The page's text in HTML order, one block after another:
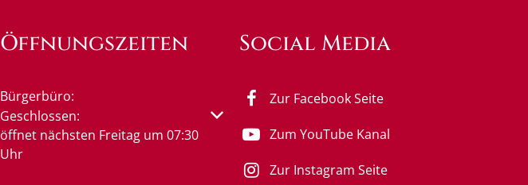
Öffnungszeiten
Bürgerbüro:
Klicken, um weitere Öffnungs- oder Schließzeiten auszublenden
Geschlossen:
öffnet nächsten Freitag um 07:30
Uhr
Social Media
Zur Facebook Seite
Zum YouTube Kanal
Zur Instagram Seite